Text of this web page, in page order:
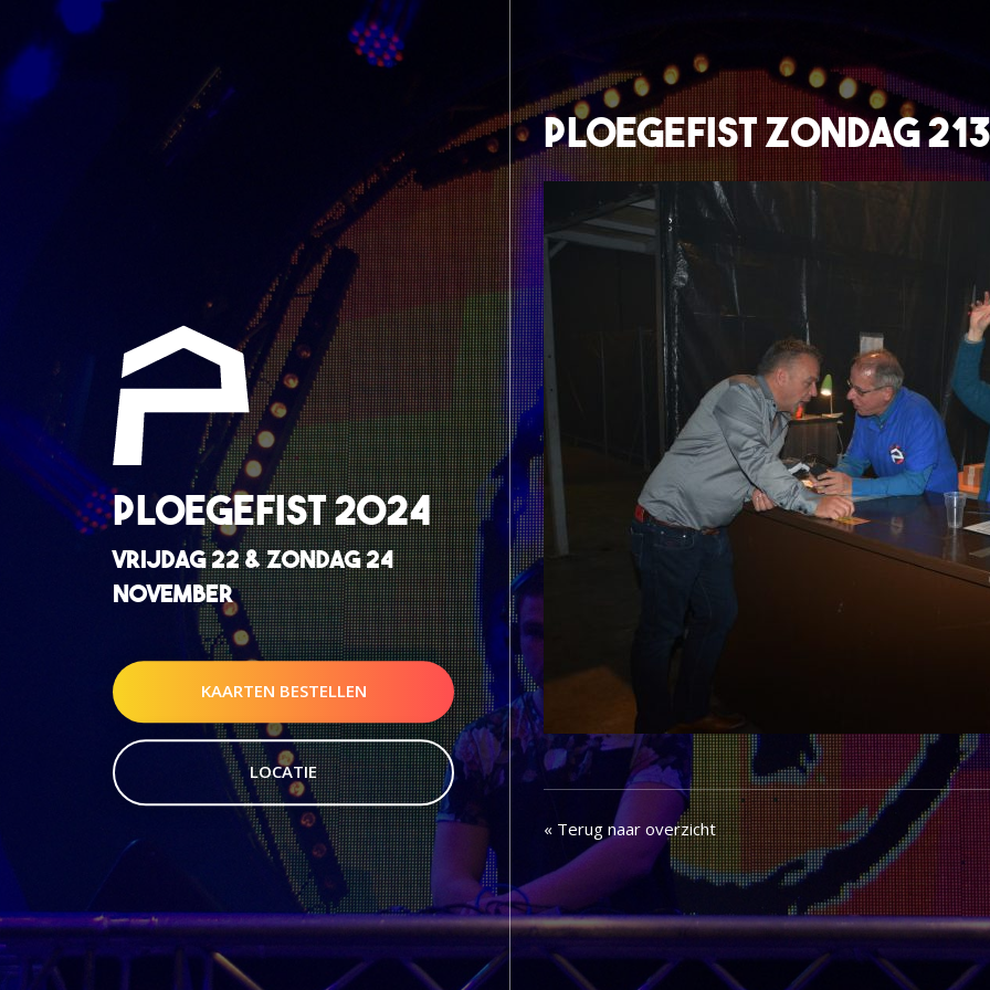
PLOEGEFIST 2024
VRIJDAG 22 & ZONDAG 24
NOVEMBER
KAARTEN BESTELLEN
LOCATIE
Ploegefist Zondag 213
« Terug naar overzicht